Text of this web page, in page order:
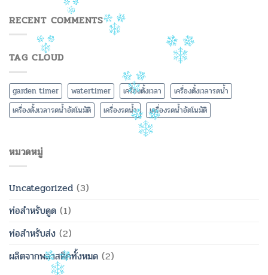
RECENT COMMENTS
TAG CLOUD
garden timer watertimer เครื่องตั้งเวลา
เครื่องตั้งเวลารดน้ำ
เครื่องตั้งเวลารดน้ำอัตโนมัติ
เครื่องรดน้ำ เครื่องรดน้ำอัตโนมัติ
หมวดหมู่
Uncategorized (3)
ท่อสำหรับดูด (1)
ท่อสำหรับส่ง (2)
ผลิตจากพลาสติกทั้งหมด (2)